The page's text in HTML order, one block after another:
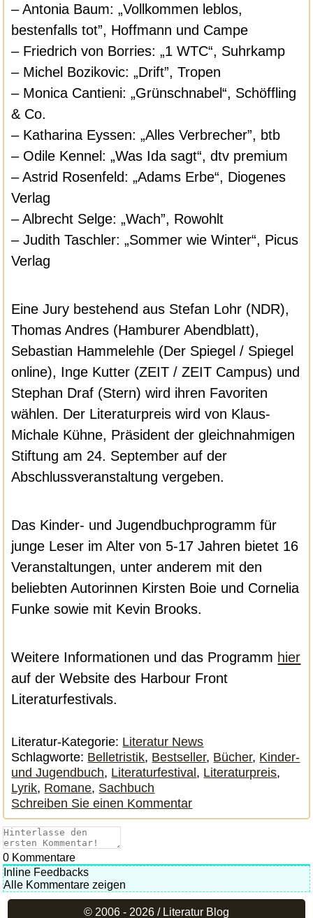
– Antonia Baum: „Vollkommen leblos,
bestenfalls tot”, Hoffmann und Campe
– Friedrich von Borries: „1 WTC“, Suhrkamp
– Michel Bozikovic: „Drift”, Tropen
– Monica Cantieni: „Grünschnabel“, Schöffling
& Co.
– Katharina Eyssen: „Alles Verbrecher”, btb
– Odile Kennel: „Was Ida sagt“, dtv premium
– Astrid Rosenfeld: „Adams Erbe“, Diogenes
Verlag
– Albrecht Selge: „Wach”, Rowohlt
– Judith Taschler: „Sommer wie Winter“, Picus
Verlag
Eine Jury bestehend aus Stefan Lohr (NDR),
Thomas Andres (Hamburer Abendblatt),
Sebastian Hammelehle (Der Spiegel / Spiegel
online), Inge Kutter (ZEIT / ZEIT Campus) und
Stephan Draf (Stern) wird ihren Favoriten
wählen. Der Literaturpreis wird von Klaus-
Michale Kühne, Präsident der gleichnahmigen
Stiftung am 24. September auf der
Abschlussveranstaltung vergeben.
Das Kinder- und Jugendbuchprogramm für
junge Leser im Alter von 5-17 Jahren bietet 16
Veranstaltungen, unter anderem mit den
beliebten Autorinnen Kirsten Boie und Cornelia
Funke sowie mit Kevin Brooks.
Weitere Informationen und das Programm hier
auf der Website des Harbour Front
Literaturfestivals.
Literatur-Kategorie: Literatur News
Schlagworte: Belletristik, Bestseller, Bücher, Kinder-
und Jugendbuch, Literaturfestival, Literaturpreis,
Lyrik, Romane, Sachbuch
Schreiben Sie einen Kommentar
0 Kommentare
Inline Feedbacks
Alle Kommentare zeigen
© 2006 - 2026 / Literatur Blog